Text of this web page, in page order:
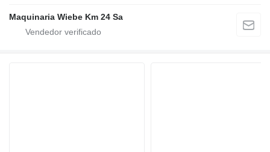
Maquinaria Wiebe Km 24 Sa